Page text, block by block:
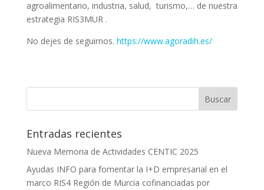
agroalimentario, industria, salud, turismo,… de nuestra
estrategia RIS3MUR .
No dejes de seguirnos. https://www.agoradih.es/
Entradas recientes
Nueva Memoria de Actividades CENTIC 2025
Ayudas INFO para fomentar la I+D empresarial en el
marco RIS4 Región de Murcia cofinanciadas por